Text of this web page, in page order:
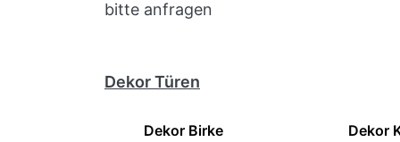
bitte anfragen
Dekor Türen
Dekor Birke Dekor